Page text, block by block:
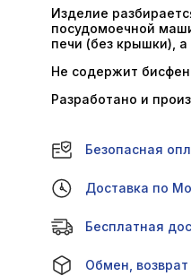
Изделие
посудомоечной
печи (без крышки),
Не содержит
Разработано и
Безопасная
Доставка по
Бесплатная
Обмен,